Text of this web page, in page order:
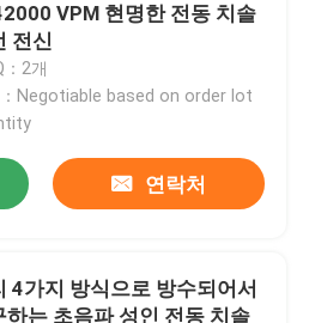
VPM 현명한 전동 치솔
전신
：2개
Negotiable based on order lot
연락처
4가지 방식으로 방수되어서
하는 초음파 성인 전동 치솔